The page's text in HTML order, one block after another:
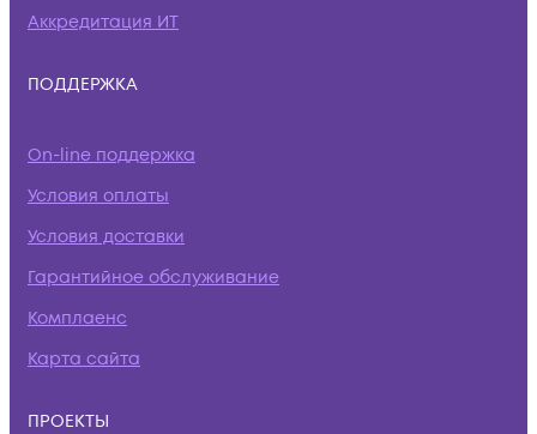
Аккредитация ИТ
ПОДДЕРЖКА
On-line поддержка
Условия оплаты
Условия доставки
Гарантийное обслуживание
Комплаенс
Карта сайта
ПРОЕКТЫ